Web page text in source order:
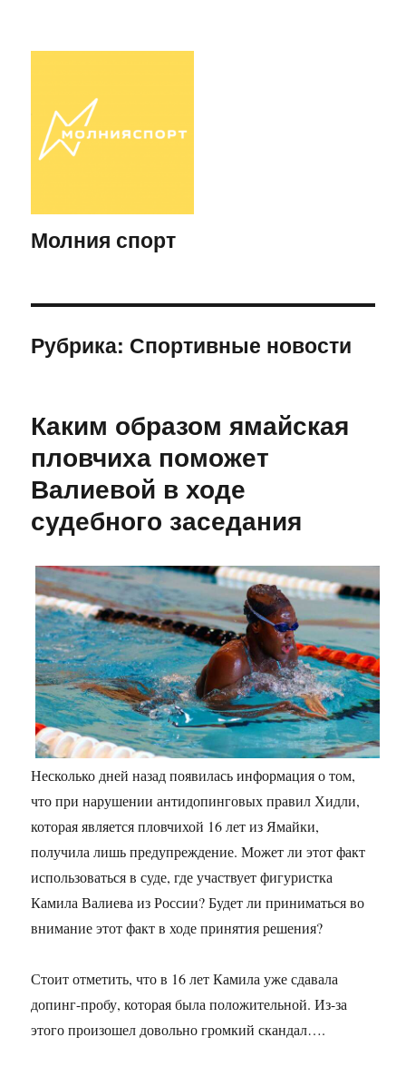
Молния спорт
Рубрика: Спортивные новости
Каким образом ямайская
пловчиха поможет
Валиевой в ходе
судебного заседания
Несколько дней назад появилась информация о том,
что при нарушении антидопинговых правил Хидли,
которая является пловчихой 16 лет из Ямайки,
получила лишь предупреждение. Может ли этот факт
использоваться в суде, где участвует фигуристка
Камила Валиева из России? Будет ли приниматься во
внимание этот факт в ходе принятия решения?
Стоит отметить, что в 16 лет Камила уже сдавала
допинг-пробу, которая была положительной. Из-за
этого произошел довольно громкий скандал….